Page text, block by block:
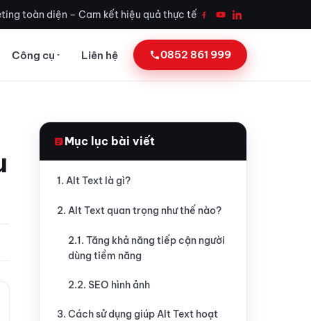
toàn diện – Cam kết hiệu quả thực tế
Công cụ Liên hệ 0852 861 999
Mục lục bài viết
1. Alt Text là gì?
2. Alt Text quan trọng như thế nào?
2.1. Tăng khả năng tiếp cận người
dùng tiềm năng
2.2. SEO hình ảnh
3. Cách sử dụng giúp Alt Text hoạt